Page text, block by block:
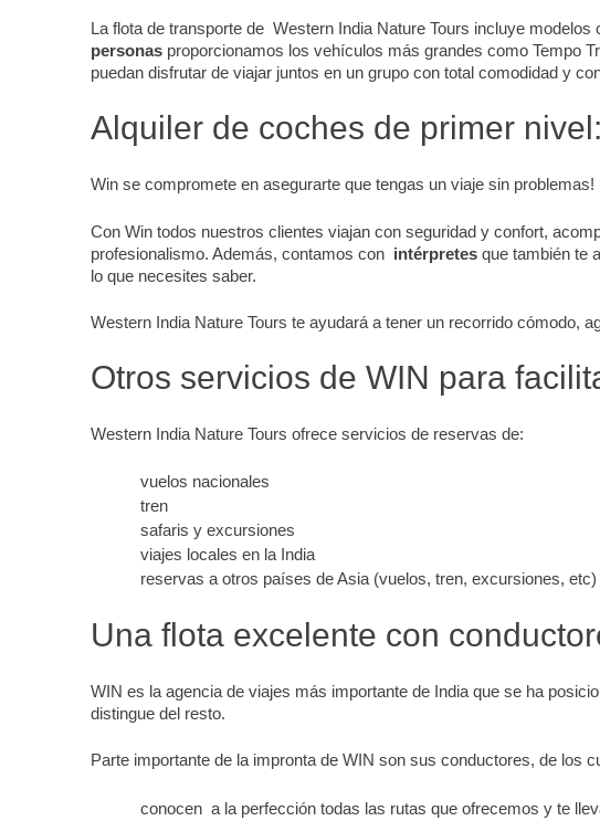
La flota de transporte de Western India Nature Tours incluye
personas proporcionamos los vehículos más grandes como Tempo
puedan disfrutar de viajar juntos en un grupo con total comodidad y
Alquiler de coches de primer
Win se compromete en asegurarte que tengas un viaje sin problemas!
Con Win todos nuestros clientes viajan con seguridad y confort,
profesionalismo. Además, contamos con intérpretes que también te
lo que necesites saber.
Western India Nature Tours te ayudará a tener un recorrido cómodo,
Otros servicios de WIN para
Western India Nature Tours ofrece servicios de reservas de:
vuelos nacionales
tren
safaris y excursiones
viajes locales en la India
reservas a otros países de Asia (vuelos, tren, excursiones, etc)
Una flota excelente con
WIN es la agencia de viajes más importante de India que se ha
distingue del resto.
Parte importante de la impronta de WIN son sus conductores, de los
conocen a la perfección todas las rutas que ofrecemos y te